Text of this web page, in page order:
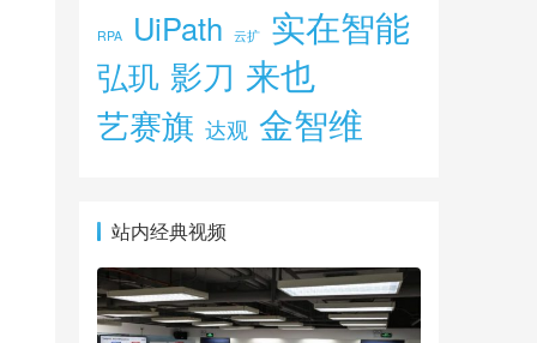
RPA UiPath 云扩 实在智能
弘玑 影刀 来也
艺赛旗 达观 金智维
站内经典视频